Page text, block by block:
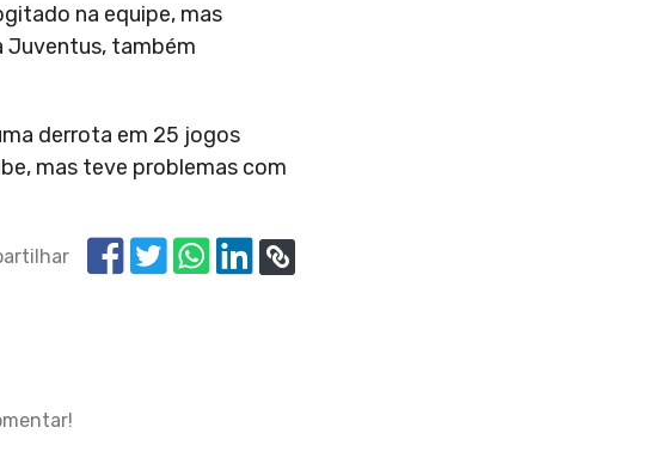
na equipe, mas
Juventus, também
derrota em 25 jogos
mas teve problemas com